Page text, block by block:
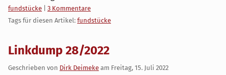
Kategorien:
fundstücke
3 Kommentare
Tags für diesen Artikel: fundstücke
Linkdump 28/2022
Geschrieben von Dirk Deimeke am Freitag, 15. Juli 2022